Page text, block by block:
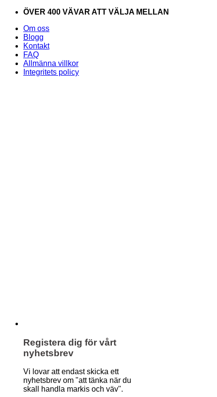
Skip
content
ÖVER 400 VÄVAR ATT VÄLJA MELLAN
Om oss
Blogg
Kontakt
FAQ
Allmänna villkor
Integritets policy
Registera dig för vårt
nyhetsbrev
Vi lovar att endast skicka ett
nyhetsbrev om "att tänka när du
skall handla markis och väv".